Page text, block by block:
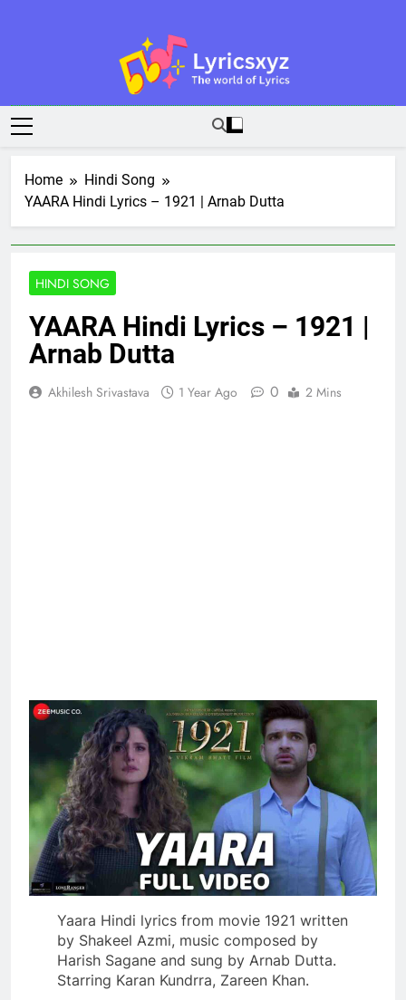
Lyricsxyz
The World Of Lyrics
Home
Hindi Song
YAARA Hindi Lyrics – 1921 | Arnab Dutta
HINDI SONG
YAARA Hindi Lyrics – 1921 |
Arnab Dutta
Akhilesh Srivastava 1 Year Ago 0 2 Mins
Yaara Hindi lyrics from movie 1921 written
by Shakeel Azmi, music composed by
Harish Sagane and sung by Arnab Dutta.
Starring Karan Kundrra, Zareen Khan.